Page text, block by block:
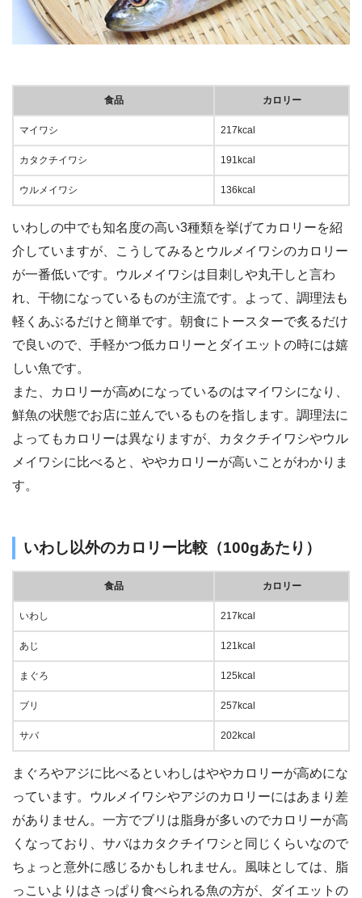
食品 カロリー
マイワシ 217kcal
カタクチイワシ 191kcal
ウルメイワシ 136kcal
いわしの中でも知名度の高い3種類を挙げてカロリーを紹
介していますが、こうしてみるとウルメイワシのカロリー
が一番低いです。ウルメイワシは目刺しや丸干しと言わ
れ、干物になっているものが主流です。よって、調理法も
軽くあぶるだけと簡単です。朝食にトースターで炙るだけ
で良いので、手軽かつ低カロリーとダイエットの時には嬉
しい魚です。
また、カロリーが高めになっているのはマイワシになり、
鮮魚の状態でお店に並んでいるものを指します。調理法に
よってもカロリーは異なりますが、カタクチイワシやウル
メイワシに比べると、ややカロリーが高いことがわかりま
す。
いわし以外のカロリー比較（100gあたり）
食品 カロリー
いわし 217kcal
あじ 121kcal
まぐろ 125kcal
ブリ 257kcal
サバ 202kcal
まぐろやアジに比べるといわしはややカロリーが高めにな
っています。ウルメイワシやアジのカロリーにはあまり差
がありません。一方でブリは脂身が多いのでカロリーが高
くなっており、サバはカタクチイワシと同じくらいなので
ちょっと意外に感じるかもしれません。風味としては、脂
っこいよりはさっぱり食べられる魚の方が、ダイエットの